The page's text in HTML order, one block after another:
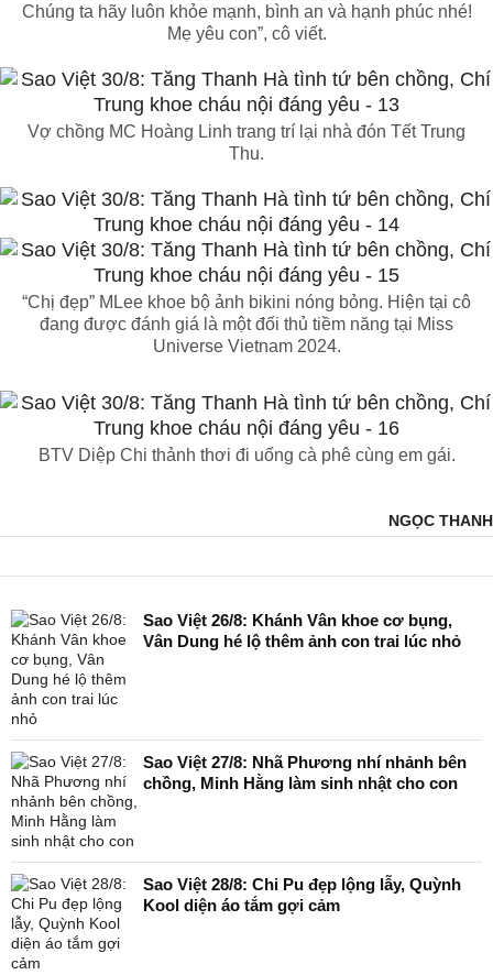
Chúng ta hãy luôn khỏe mạnh, bình an và hạnh phúc nhé!
Mẹ yêu con”, cô viết.
Vợ chồng MC Hoàng Linh trang trí lại nhà đón Tết Trung
Thu.
“Chị đẹp” MLee khoe bộ ảnh bikini nóng bỏng. Hiện tại cô
đang được đánh giá là một đối thủ tiềm năng tại Miss
Universe Vietnam 2024.
BTV Diệp Chi thảnh thơi đi uống cà phê cùng em gái.
NGỌC THANH
Sao Việt 26/8: Khánh Vân khoe cơ bụng,
Vân Dung hé lộ thêm ảnh con trai lúc nhỏ
Sao Việt 27/8: Nhã Phương nhí nhảnh bên
chồng, Minh Hằng làm sinh nhật cho con
Sao Việt 28/8: Chi Pu đẹp lộng lẫy, Quỳnh
Kool diện áo tắm gợi cảm